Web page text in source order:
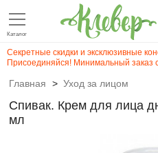
Каталог
Секретные скидки и эксклюзивные
Присоединяйся! Минимальный заказ
Главная > Уход за лицом
Спивак. Крем для лица
мл